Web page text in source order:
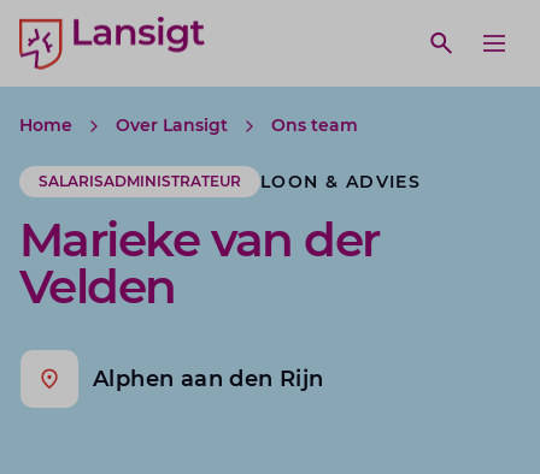
Lansigt Accountants logo
Open
search website
Home Over Lansigt Ons team
SALARISADMINISTRATEUR LOON & ADVIES
Marieke van der
Velden
Alphen aan den Rijn